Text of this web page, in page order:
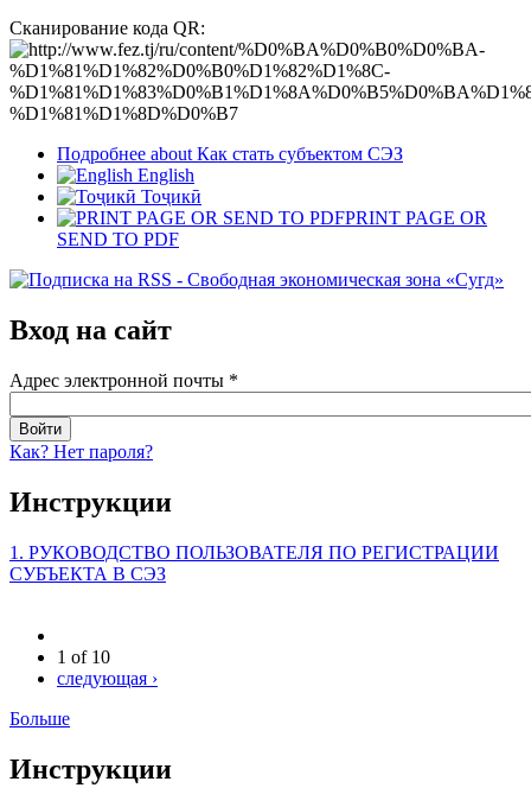
Сканирование кода QR:
Подробнее about Как стать субъектом СЭЗ
English
Тоҷикӣ
PRINT PAGE OR
SEND TO PDF
Вход на сайт
Адрес электронной почты *
Как? Нет пароля?
Инструкции
1. РУКОВОДСТВО ПОЛЬЗОВАТЕЛЯ ПО РЕГИСТРАЦИИ
СУБЪЕКТА В СЭЗ
1 of 10
следующая ›
Больше
Инструкции